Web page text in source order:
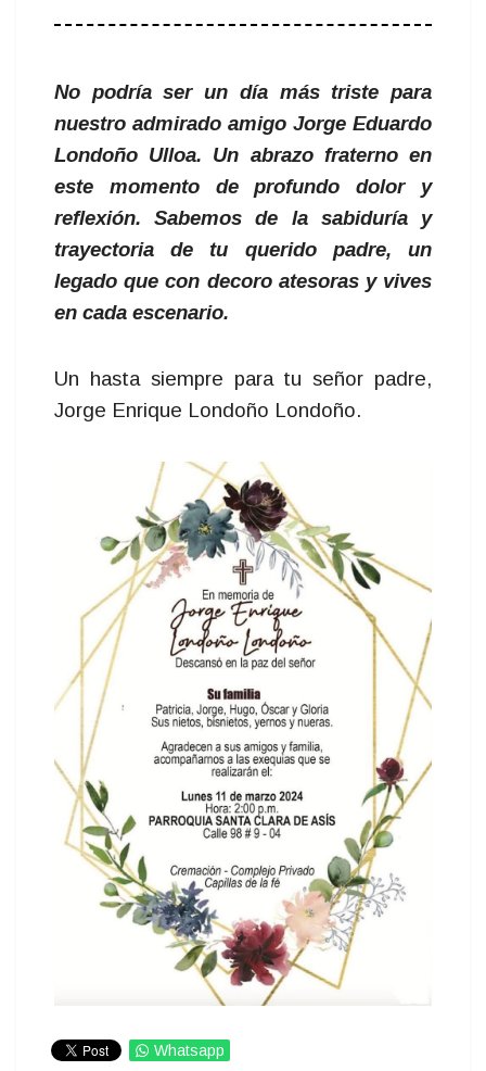
No podría ser un día más triste para
nuestro admirado amigo Jorge Eduardo
Londoño Ulloa. Un abrazo fraterno en
este momento de profundo dolor y
reflexión. Sabemos de la sabiduría y
trayectoria de tu querido padre, un
legado que con decoro atesoras y vives
en cada escenario.
Un hasta siempre para tu señor padre,
Jorge Enrique Londoño Londoño.
Whatsapp